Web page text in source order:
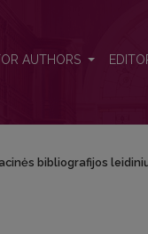
AUTHORS
bibliografijos